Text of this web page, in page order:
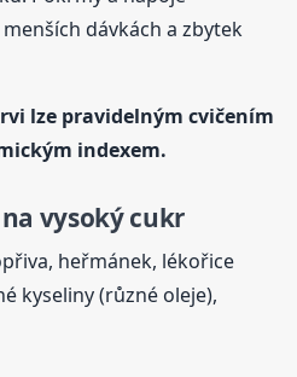
menších dávkách a zbytek
lze pravidelným cvičením
indexem.
vysoký cukr
heřmánek, lékořice
kyseliny (různé oleje),